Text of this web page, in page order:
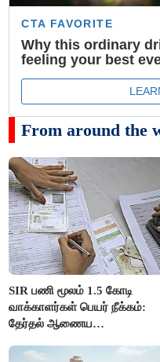
From around the
SIR பணி மூலம் 1.5 கோடி
வாக்காளர்கள் பெயர் நீக்கம்:
தேர்தல் ஆணைய